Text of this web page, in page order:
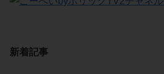
新着記事